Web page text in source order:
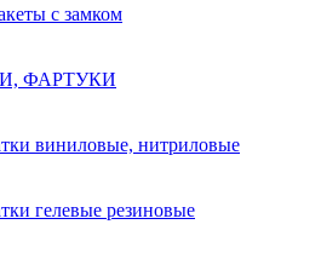
с замком
ФАРТУКИ
виниловые, нитриловые
гелевые резиновые